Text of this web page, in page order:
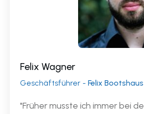
Felix Wagner
Geschäftsführer - Felix Bootshaus
"Früher musste ich immer bei